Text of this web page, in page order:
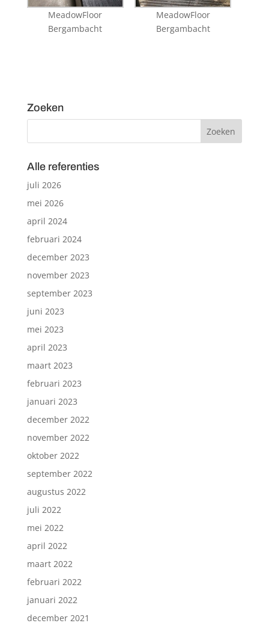
MeadowFloor
Bergambacht
MeadowFloor
Bergambacht
Zoeken
Alle referenties
juli 2026
mei 2026
april 2024
februari 2024
december 2023
november 2023
september 2023
juni 2023
mei 2023
april 2023
maart 2023
februari 2023
januari 2023
december 2022
november 2022
oktober 2022
september 2022
augustus 2022
juli 2022
mei 2022
april 2022
maart 2022
februari 2022
januari 2022
december 2021